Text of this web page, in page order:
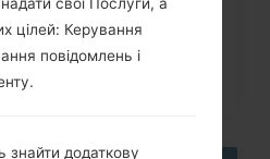
цілей: Керування
повідомлень і
знайти додаткову